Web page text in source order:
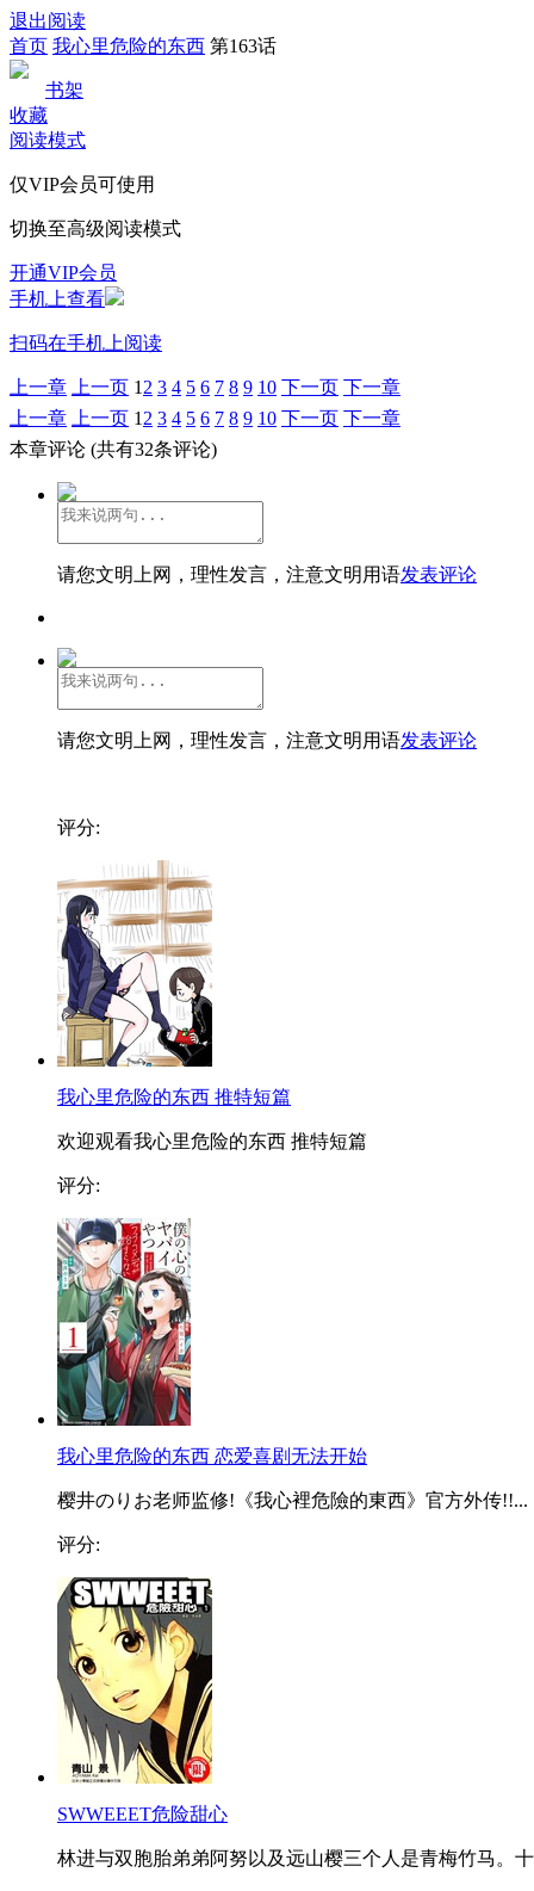
退出阅读
首页 我心里危险的东西 第163话
书架
收藏
阅读模式
仅VIP会员可使用
切换至高级阅读模式
开通VIP会员
手机上查看
扫码在手机上阅读
上一章 上一页 1 2 3 4 5 6 7 8 9 10 下一页 下一章
上一章
上一页 1 2 3 4 5 6 7 8 9 10 下一页 下一章
本章评论 (共有32条评论)
请您文明上网，理性发言，注意文明用语发表评论
请您文明上网，理性发言，注意文明用语发表评论
评分:
我心里危险的东西 推特短篇
欢迎观看我心里危险的东西 推特短篇
评分:
我心里危险的东西 恋爱喜剧无法开始
樱井のりお老师监修!《我心裡危險的東西》官方外传!!...
评分:
SWWEEET危险甜心
林进与双胞胎弟弟阿努以及远山樱三个人是青梅竹马。